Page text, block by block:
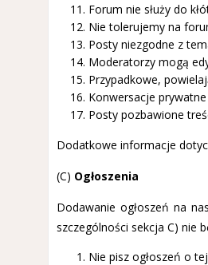
Forum nie służy do
Nie tolerujemy na
Posty niezgodne z
Moderatorzy mogą
Przypadkowe,
Konwersacje
Posty pozbawione
Dodatkowe informacje
(C) Ogłoszenia
Dodawanie ogłoszeń na
szczególności sekcja C) nie
Nie pisz ogłoszeń o